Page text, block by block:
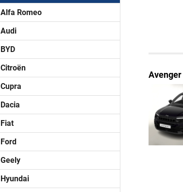
Avenger
Alfa Romeo
Audi
BYD
Citroën
Cupra
Dacia
Fiat
Ford
Geely
Hyundai